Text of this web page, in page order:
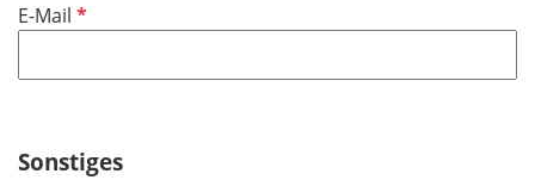
E-Mail P
l
h
Sonstiges